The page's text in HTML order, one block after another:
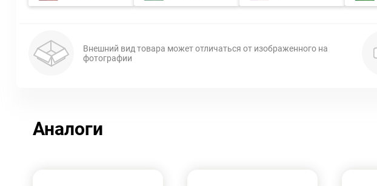
Внешний вид товара может отличаться от изображенного на
фотографии
Аналоги